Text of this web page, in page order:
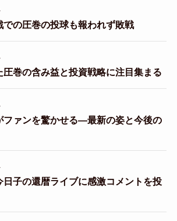
での圧巻の投球も報われず敗戦
圧巻の含み益と投資戦略に注目集まる
ファンを驚かせる—最新の姿と今後の
日子の還暦ライブに感激コメントを投